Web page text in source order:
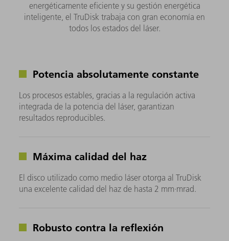
energéticamente eficiente y su gestión energética
inteligente, el TruDisk trabaja con gran economía en
todos los estados del láser.
Potencia absolutamente constante
Los procesos estables, gracias a la regulación activa
integrada de la potencia del láser, garantizan
resultados reproducibles.
Máxima calidad del haz
El disco utilizado como medio láser otorga al TruDisk
una excelente calidad del haz de hasta 2 mm·mrad.
Robusto contra la reflexión